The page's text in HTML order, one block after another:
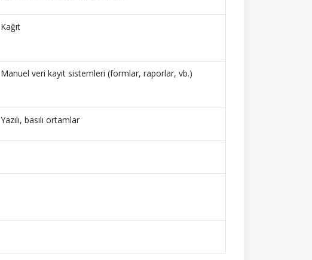
Kağıt
Manuel veri kayıt sistemleri (formlar, raporlar, vb.)
Yazılı, basılı ortamlar